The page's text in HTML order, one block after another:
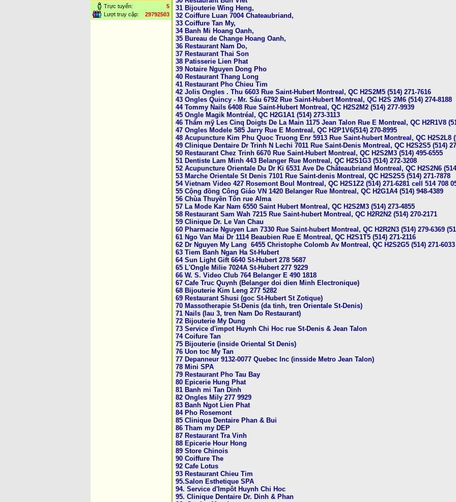
Trực tuyến:
5
Lượt truy cập:
29792503
31 Bijouterie Wing Heng,
32 Coiffure Luan 7004 Chateaubriand,
33 Coiffure Tan My,
34 Banh Mi Hoang Oanh,
35 Bureau de Change Hoang Oanh,
36 Restaurant Nam Do,
37 Restaurant Thai Son
38 Patisserie Lien Phat
39 Notaire Nguyen Dong Pho
40 Restaurant Thang Long
41 Restaurant Pho Chieu Tim
42 Jolis O­ngles . Thu 6603 Rue Saint-Hubert Montreal, QC H2S2M5 (514) 271-7616
43 O­ngles Quincy - Mr. Sáu 6792 Rue Saint-Hubert Montreal, QC H2S 2M6 (514) 274-8188
44 Tommy Nails 6408 Rue Saint-Hubert Montreal, QC H2S2M2 (514) 277-9939
45 O­ngle Magik Montréal, QC H2G1A1 (514) 273-3113
46 Thẩm mỹ Les Cinq Doigts De La Main 1175 Jean Talon Rue E Montreal, QC H2R1V8
47 O­ngles Modele 585 Jarry Rue E Montreal, QC H2P1V6(514) 270-8995
48 Acupuncture Kim Phu Quoc Truong Enr 5913 Rue Saint-hubert Montreal, QC H2S2L8
49 Clinique Dentaire Dr Trinh N Lechi 7011 Rue Saint-Denis Montreal, QC H2S2S5 (514)
50 Restaurant Chez Trinh 6670 Rue Saint-Hubert Montreal, QC H2S2M3 (514) 495-6555
51 Dentiste Lam Minh 443 Belanger Rue Montreal, QC H2S1G3 (514) 272-3208
52 Acupuncture Orientale Du Dr Ki 6531 Ave De Châteaubriand Montreal, QC H2S2N6
53 Marche Orientale St Denis 7101 Rue Saint-denis Montreal, QC H2S2S5 (514) 271-7878
54 Vietnam Video 427 Rosemont Boul Montreal, QC H2S1Z2 (514) 271-6281 cell 514 708
55 Cộng đồng Công Giáo VN 1420 Belanger Rue Montreal, QC H2G1A4 (514) 948-4389
56 Chùa Thuyền Tôn rue Alma
57 La Mode Kar Nam 6550 Saint Hubert Montreal, QC H2S2M3 (514) 273-4855
58 Restaurant Sam Wah 7215 Rue Saint-hubert Montreal, QC H2R2N2 (514) 270-2171
59 Clinique Dr. Le Van Chau
60 Pharmacie Nguyen Lan 7330 Rue Saint-hubert Montreal, QC H2R2N3 (514) 279-6369
61 Ngo Van Mai Dr 1114 Beaubien Rue E Montreal, QC H2S1T5 (514) 271-2116
62 Dr Nguyen My Lang 6455 Christophe Colomb Av Montreal, QC H2S2G5 (514) 271-6033
63 Tiem Banh Ngan Ha St-Hubert
64 Sun Light Gift 6640 St-Hubert 278 5687
65 L'Ongle Milie 7024A St-Hubert 277 9229
66 W. S. Video Club 764 Belanger E 490 1818
67 Cafe Truc Quynh (Belanger doi dien Minh Electronique)
68 Bijouterie Kim Leng 277 5282
69 Restaurant Shusi (goc St-Hubert St Zotique)
70 Massotherapie St-Denis (da tinh, tren Orientale St-Denis)
71 Nails (lau 3, tren Nam Do Restaurant)
72 Bijouterie My Dung
73 Service d'impot Huynh Chi Hoc rue St-Denis & Jean Talon
74 Coifure Tan
75 Bijouterie (inside Oriental St Denis)
76 Uon toc My Tan
77 Depanneur 9132-0077 Quebec Inc (insside Metro Jean Talon)
78 Mini SPA
79 Restaurant Pho Tau Bay
80 Epicerie Hung Phat
81 Banh mi Tan Dinh
82 O­ngles Mily 277 9929
83 Banh Ngot Lien Phat
84 Pho Rosemont
85 Clinique Dentaire Phan & Bui
86 Tham my DEP
87 Restaurant Tra Vinh
88 Epicerie Hour Hong
89 Store Chinois
90 Coiffure The
92 Cafe Lotus
93 Restaurant Chieu Tim
95.Salon Esthetique SPA
94. Service d'Impôt Huynh Chi Hoc
95. Clinique Dentaire Dr. Dinh & Phan